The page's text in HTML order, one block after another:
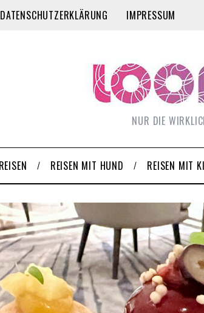
DATENSCHUTZERKLÄRUNG IMPRESSUM
NUR DIE
REISEN REISEN MIT HUND REISEN MIT